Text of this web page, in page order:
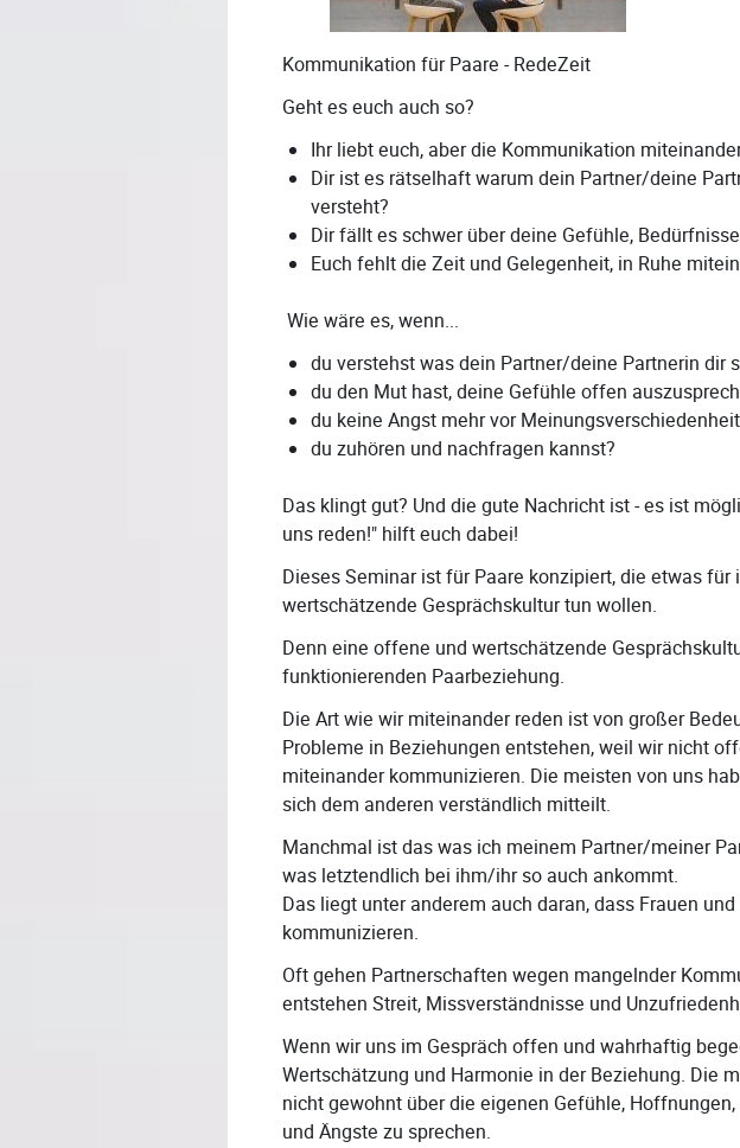
Kommunikation für Paare - RedeZeit
Geht es euch auch so?
Ihr liebt euch, aber die Kommunikation
Dir ist es rätselhaft warum dein Partner/deine
versteht?
Dir fällt es schwer über deine Gefühle,
Euch fehlt die Zeit und Gelegenheit, in Ruhe
Wie wäre es, wenn...
du verstehst was dein Partner/deine Partnerin dir
du den Mut hast, deine Gefühle offen
du keine Angst mehr vor
du zuhören und nachfragen kannst?
Das klingt gut? Und die gute Nachricht ist - es ist
uns reden!" hilft euch dabei!
Dieses Seminar ist für Paare konzipiert, die etwas für
wertschätzende Gesprächskultur tun wollen.
Denn eine offene und wertschätzende
funktionierenden Paarbeziehung.
Die Art wie wir miteinander reden ist von großer
Probleme in Beziehungen entstehen, weil wir nicht
miteinander kommunizieren. Die meisten von uns
sich dem anderen verständlich mitteilt.
Manchmal ist das was ich meinem Partner/meiner
was letztendlich bei ihm/ihr so auch ankommt.
Das liegt unter anderem auch daran, dass Frauen
kommunizieren.
Oft gehen Partnerschaften wegen mangelnder
entstehen Streit, Missverständnisse und
Wenn wir uns im Gespräch offen und wahrhaftig
Wertschätzung und Harmonie in der Beziehung. Die
nicht gewohnt über die eigenen Gefühle,
und Ängste zu sprechen.